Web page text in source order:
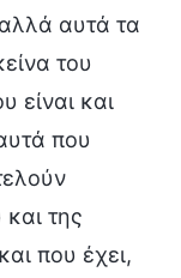
αυτά τα
του
είναι και
που
της
που έχει,